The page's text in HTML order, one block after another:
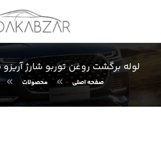
لوله برگشت روغن توربو شارژ آریزو ۵ .و۶ ٧و ۶پرو .تیگو٧
صفحه اصلی محصولات